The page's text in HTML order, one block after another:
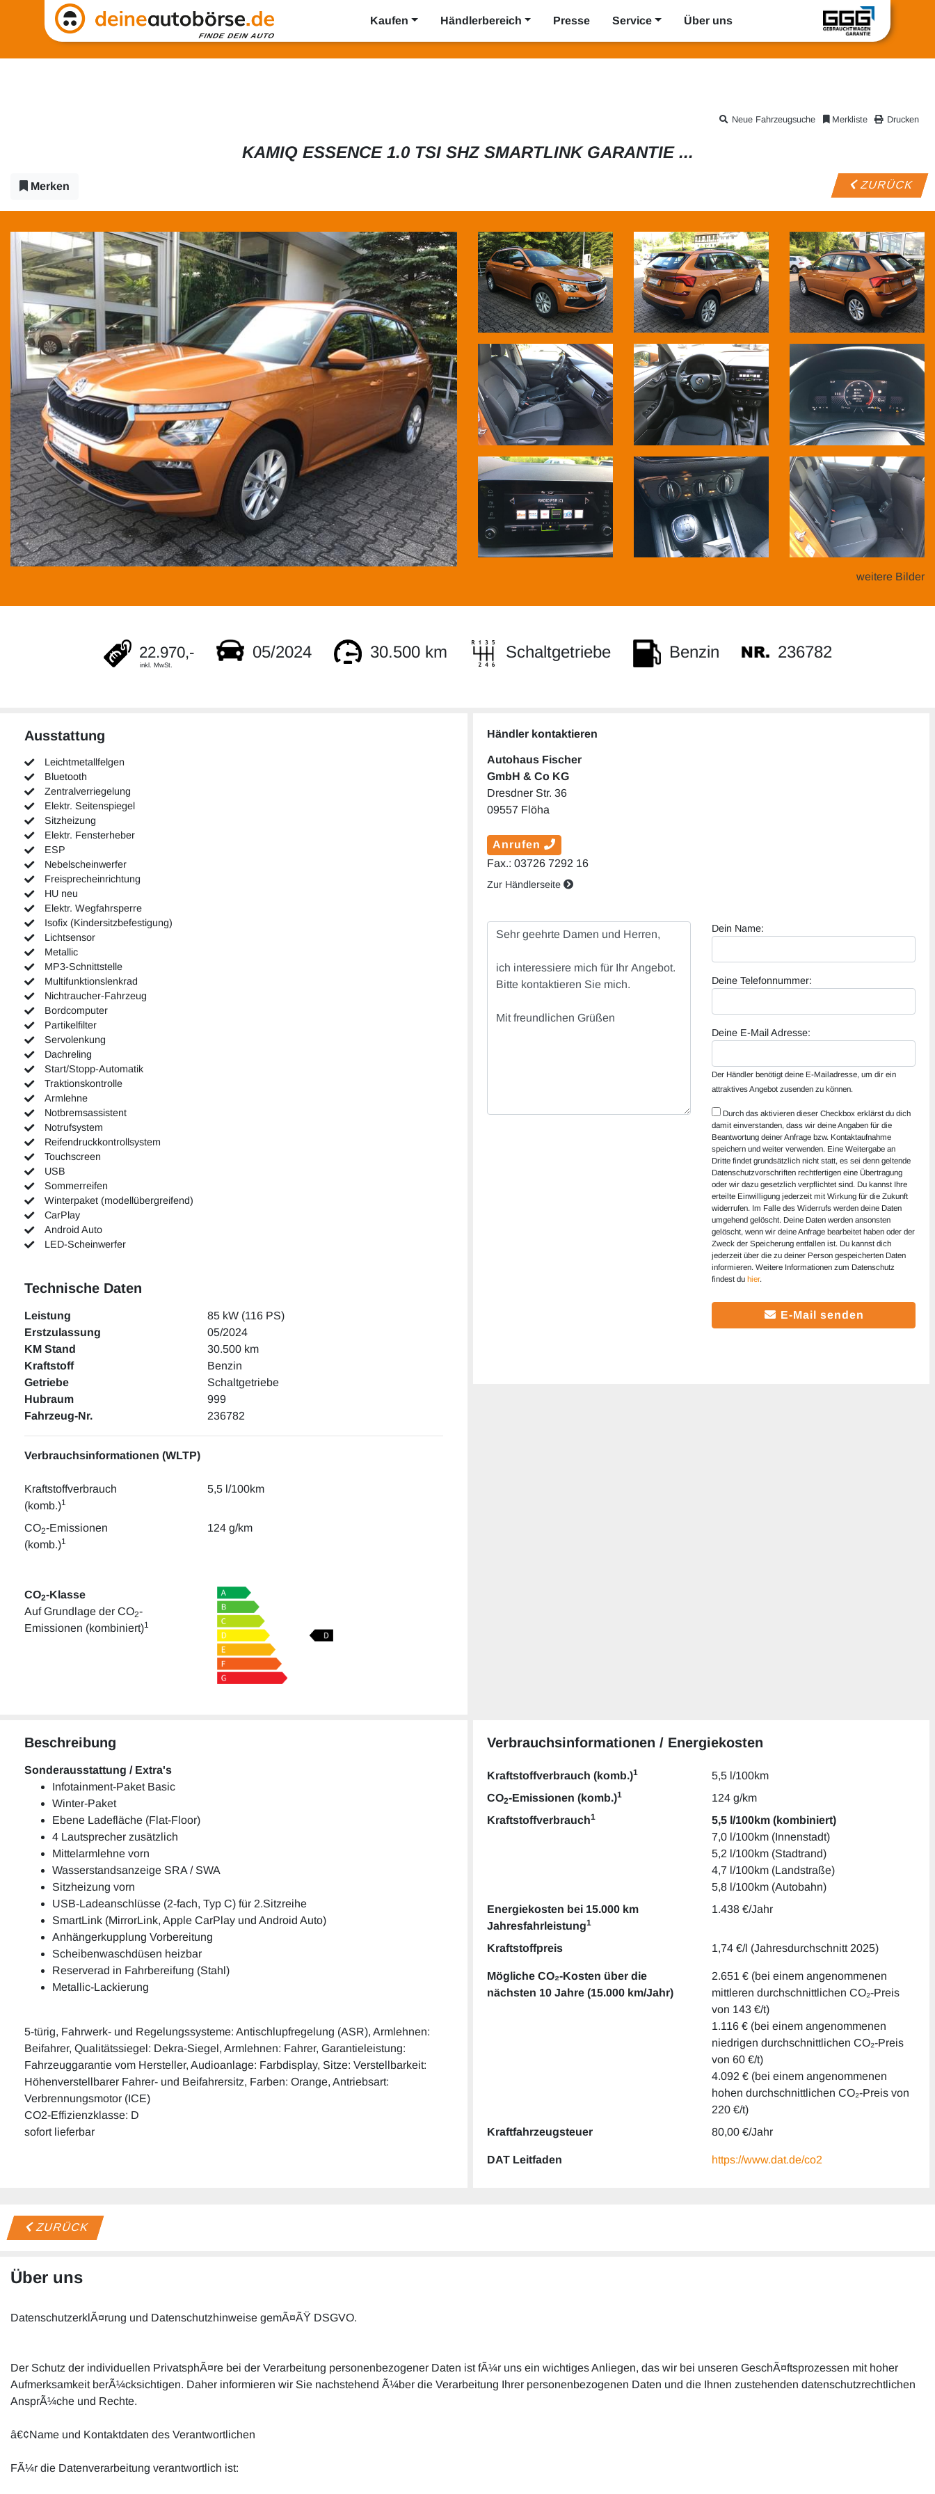
Kaufen Händlerbereich Presse Service Über uns
Drucken
Merkliste
Neue Fahrzeugsuche
KAMIQ ESSENCE 1.0 TSI SHZ SMARTLINK GARANTIE ...
Merken ZURÜCK
weitere Bilder
22.970,-
inkl. MwSt.
05/2024 30.500 km Schaltgetriebe Benzin 236782
Ausstattung
Leichtmetallfelgen
Bluetooth
Zentralverriegelung
Elektr. Seitenspiegel
Sitzheizung
Elektr. Fensterheber
ESP
Nebelscheinwerfer
Freisprecheinrichtung
HU neu
Elektr. Wegfahrsperre
Isofix (Kindersitzbefestigung)
Lichtsensor
Metallic
MP3-Schnittstelle
Multifunktionslenkrad
Nichtraucher-Fahrzeug
Bordcomputer
Partikelfilter
Servolenkung
Dachreling
Start/Stopp-Automatik
Traktionskontrolle
Armlehne
Notbremsassistent
Notrufsystem
Reifendruckkontrollsystem
Touchscreen
USB
Sommerreifen
Winterpaket (modellübergreifend)
CarPlay
Android Auto
LED-Scheinwerfer
Technische Daten
Leistung
85 kW (116 PS)
Erstzulassung
05/2024
KM Stand
30.500 km
Kraftstoff
Benzin
Getriebe
Schaltgetriebe
Hubraum
999
Fahrzeug-Nr.
236782
Verbrauchsinformationen (WLTP)
Kraftstoffverbrauch
(komb.)1
5,5 l/100km
CO2-Emissionen
(komb.)1
124 g/km
CO2-Klasse
Auf Grundlage der CO2-
Emissionen (kombiniert)1
Händler kontaktieren
Autohaus Fischer
GmbH & Co KG
Dresdner Str. 36
09557 Flöha
Anrufen
Fax.: 03726 7292 16
Zur Händlerseite
Dein Name:
Deine Telefonnummer:
Deine E-Mail Adresse:
Der Händler benötigt deine E-Mailadresse, um dir ein
attraktives Angebot zusenden zu können.
Durch das aktivieren dieser Checkbox erklärst du dich
damit einverstanden, dass wir deine Angaben für die
Beantwortung deiner Anfrage bzw. Kontaktaufnahme
speichern und weiter verwenden. Eine Weitergabe an
Dritte findet grundsätzlich nicht statt, es sei denn geltende
Datenschutzvorschriften rechtfertigen eine Übertragung
oder wir dazu gesetzlich verpflichtet sind. Du kannst Ihre
erteilte Einwilligung jederzeit mit Wirkung für die Zukunft
widerrufen. Im Falle des Widerrufs werden deine Daten
umgehend gelöscht. Deine Daten werden ansonsten
gelöscht, wenn wir deine Anfrage bearbeitet haben oder der
Zweck der Speicherung entfallen ist. Du kannst dich
jederzeit über die zu deiner Person gespeicherten Daten
informieren. Weitere Informationen zum Datenschutz
findest du hier.
E-Mail senden
Beschreibung
Sonderausstattung / Extra's
Infotainment-Paket Basic
Winter-Paket
Ebene Ladefläche (Flat-Floor)
4 Lautsprecher zusätzlich
Mittelarmlehne vorn
Wasserstandsanzeige SRA / SWA
Sitzheizung vorn
USB-Ladeanschlüsse (2-fach, Typ C) für 2.Sitzreihe
SmartLink (MirrorLink, Apple CarPlay und Android Auto)
Anhängerkupplung Vorbereitung
Scheibenwaschdüsen heizbar
Reserverad in Fahrbereifung (Stahl)
Metallic-Lackierung
5-türig, Fahrwerk- und Regelungssysteme: Antischlupfregelung (ASR), Armlehnen:
Beifahrer, Qualitätssiegel: Dekra-Siegel, Armlehnen: Fahrer, Garantieleistung:
Fahrzeuggarantie vom Hersteller, Audioanlage: Farbdisplay, Sitze: Verstellbarkeit:
Höhenverstellbarer Fahrer- und Beifahrersitz, Farben: Orange, Antriebsart:
Verbrennungsmotor (ICE)
CO2-Effizienzklasse: D
sofort lieferbar
Verbrauchsinformationen / Energiekosten
Kraftstoffverbrauch (komb.)1
5,5 l/100km
CO2-Emissionen (komb.)1
124 g/km
Kraftstoffverbrauch1
5,5 l/100km (kombiniert)
7,0 l/100km (Innenstadt)
5,2 l/100km (Stadtrand)
4,7 l/100km (Landstraße)
5,8 l/100km (Autobahn)
Energiekosten bei 15.000 km
Jahresfahrleistung1
1.438 €/Jahr
Kraftstoffpreis 1,74 €/l (Jahresdurchschnitt 2025)
Mögliche CO₂-Kosten über die
nächsten 10 Jahre (15.000 km/Jahr)
2.651 € (bei einem angenommenen
mittleren durchschnittlichen CO₂-Preis
von 143 €/t)
1.116 € (bei einem angenommenen
niedrigen durchschnittlichen CO₂-Preis
von 60 €/t)
4.092 € (bei einem angenommenen
hohen durchschnittlichen CO₂-Preis von
220 €/t)
Kraftfahrzeugsteuer
80,00 €/Jahr
DAT Leitfaden https://www.dat.de/co2
ZURÜCK
Über uns
DatenschutzerklÃ¤rung und Datenschutzhinweise gemÃ¤ÃŸ DSGVO.
Der Schutz der individuellen PrivatsphÃ¤re bei der Verarbeitung personenbezogener Daten ist fÃ¼r uns ein wichtiges Anliegen, das wir bei unseren GeschÃ¤ftsprozessen mit hoher
Aufmerksamkeit berÃ¼cksichtigen. Daher informieren wir Sie nachstehend Ã¼ber die Verarbeitung Ihrer personenbezogenen Daten und die Ihnen zustehenden datenschutzrechtlichen
AnsprÃ¼che und Rechte.
â€¢Name und Kontaktdaten des Verantwortlichen
FÃ¼r die Datenverarbeitung verantwortlich ist: